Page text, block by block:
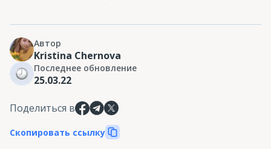
Автор
Kristina Chernova
Последнее обновление
25.03.22
Поделиться в
Скопировать ссылку